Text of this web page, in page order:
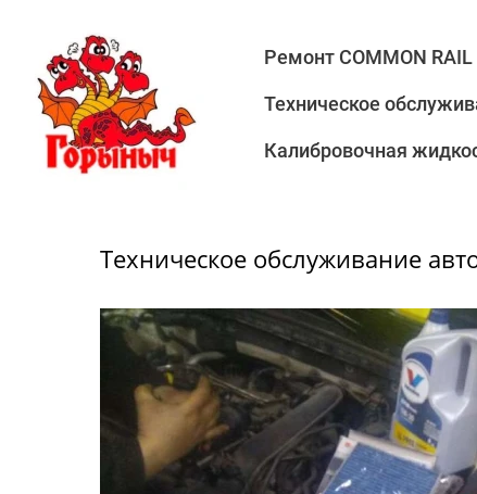
Ремонт COMMON RAIL
Техническое
Калибровочная
Техническое обслуживание